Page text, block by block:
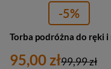
-5%
95,00 zł99,99 zł